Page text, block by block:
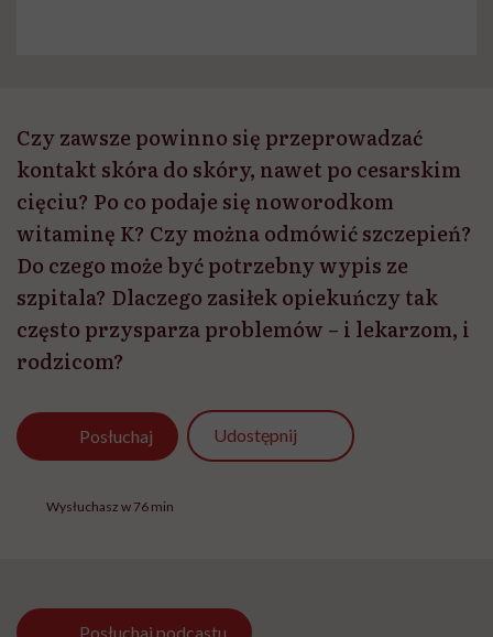
Czy zawsze powinno się przeprowadzać
kontakt skóra do skóry, nawet po cesarskim
cięciu? Po co podaje się noworodkom
witaminę K? Czy można odmówić szczepień?
Do czego może być potrzebny wypis ze
szpitala? Dlaczego zasiłek opiekuńczy tak
często przysparza problemów – i lekarzom, i
rodzicom?
Posłuchaj Udostępnij
Wysłuchasz w 76 min
Posłuchaj podcastu